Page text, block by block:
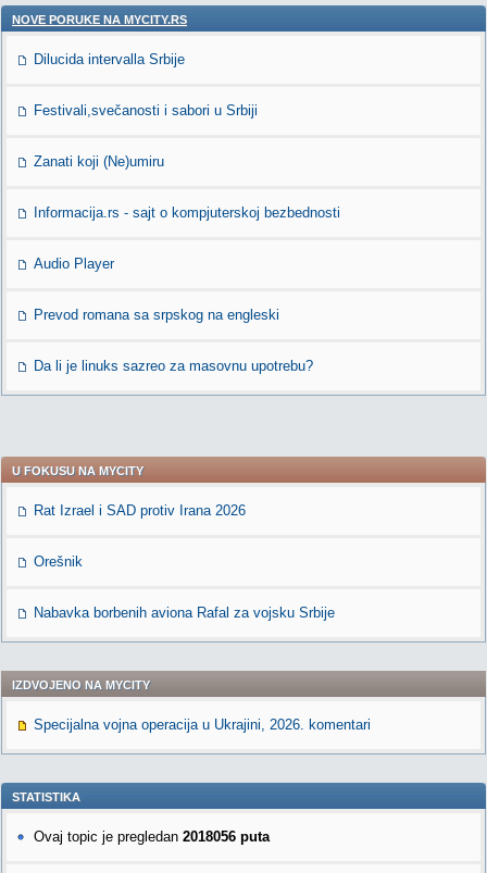
NOVE PORUKE NA MYCITY.RS
Dilucida intervalla Srbije
Festivali,svečanosti i sabori u Srbiji
Zanati koji (Ne)umiru
Informacija.rs - sajt o kompjuterskoj bezbednosti
Audio Player
Prevod romana sa srpskog na engleski
Da li je linuks sazreo za masovnu upotrebu?
U FOKUSU NA MYCITY
Rat Izrael i SAD protiv Irana 2026
Orešnik
Nabavka borbenih aviona Rafal za vojsku Srbije
IZDVOJENO NA MYCITY
Specijalna vojna operacija u Ukrajini, 2026. komentari
STATISTIKA
Ovaj topic je pregledan 2018056 puta